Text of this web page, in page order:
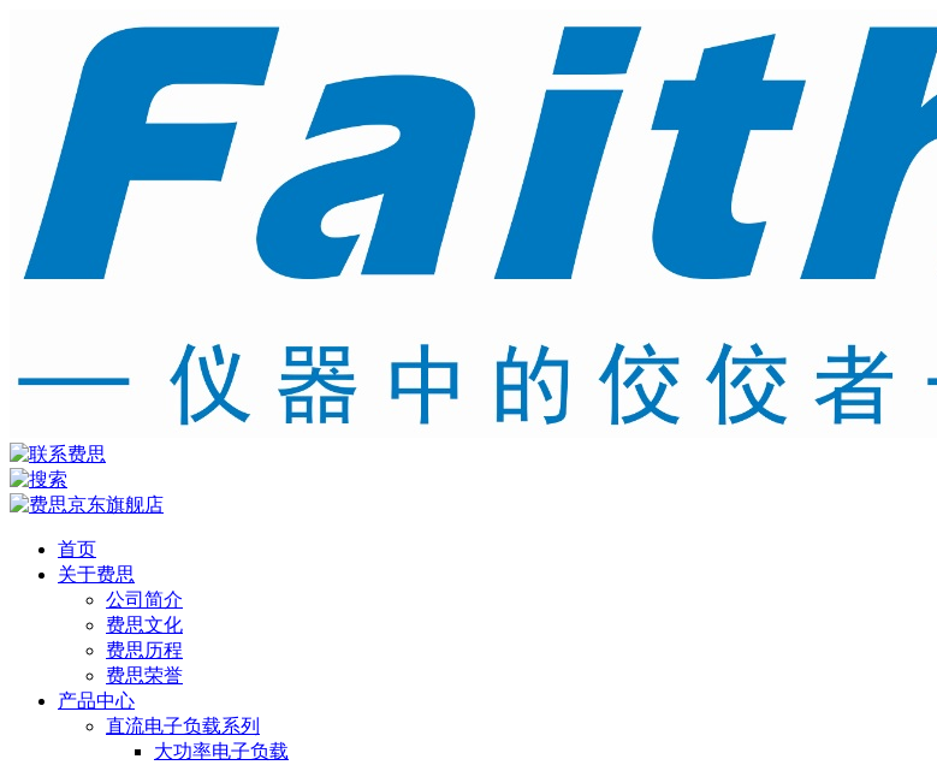
首页
关于费思
公司简介
费思文化
费思历程
费思荣誉
产品中心
直流电子负载系列
大功率电子负载